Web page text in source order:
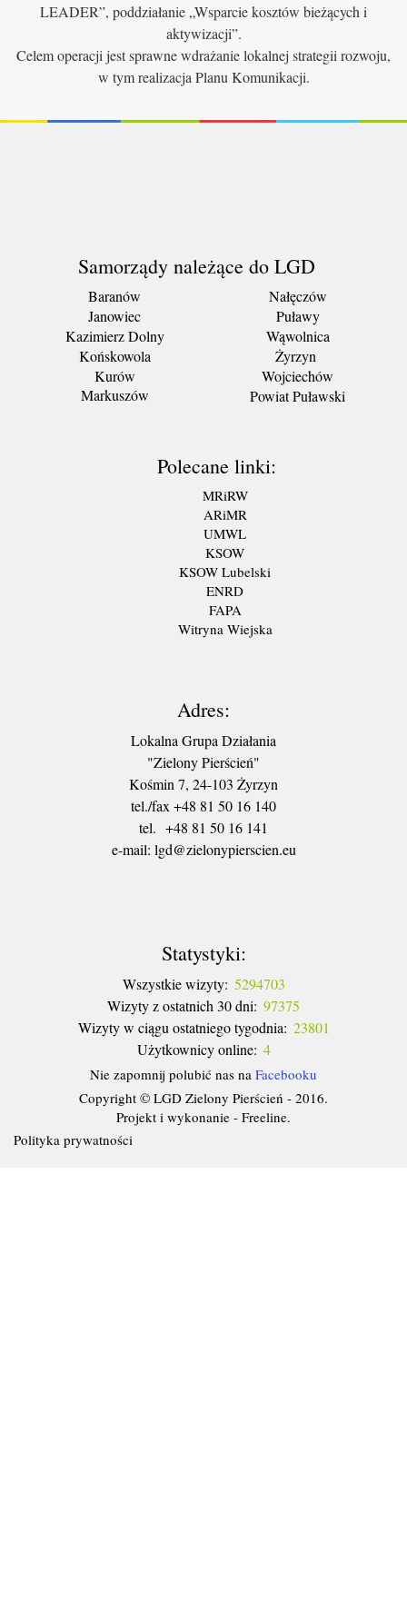
LEADER”, poddziałanie „Wsparcie kosztów bieżących i
aktywizacji”.
Celem operacji jest sprawne wdrażanie lokalnej strategii rozwoju,
w tym realizacja Planu Komunikacji.
Samorządy należące do LGD
Baranów
Janowiec
Kazimierz Dolny
Końskowola
Kurów
Markuszów
Nałęczów
Puławy
Wąwolnica
Żyrzyn
Wojciechów
Powiat Puławski
Polecane linki:
MRiRW
ARiMR
UMWL
KSOW
KSOW Lubelski
ENRD
FAPA
Witryna Wiejska
Adres:
Lokalna Grupa Działania
"Zielony Pierścień"
Kośmin 7, 24-103 Żyrzyn
tel./fax +48 81 50 16 140
tel. +48 81 50 16 141
​e-mail: lgd@zielonypierscien.eu
Statystyki:
Wszystkie wizyty: 5294703
Wizyty z ostatnich 30 dni: 97375
Wizyty w ciągu ostatniego tygodnia: 23801
Użytkownicy online: 4
Nie zapomnij polubić nas na Facebooku
Copyright © LGD Zielony Pierścień - 2016.
Projekt i wykonanie - Freeline.
Polityka prywatności